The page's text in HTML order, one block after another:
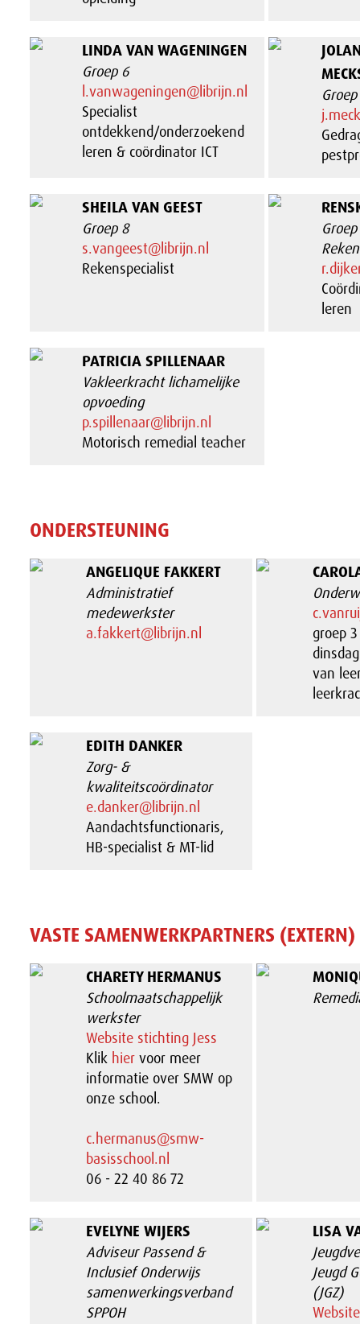
LINDA VAN WAGENINGEN
Groep 6
l.vanwageningen@librijn.nl
Specialist
ontdekkend/onderzoekend
leren & coördinator ICT
SHEILA VAN GEEST
Groep 8
s.vangeest@librijn.nl
Rekenspecialist
leren
PATRICIA SPILLENAAR
Vakleerkracht lichamelijke
opvoeding
p.spillenaar@librijn.nl
Motorisch remedial teacher
ONDERSTEUNING
ANGELIQUE FAKKERT
Administratief
medewerkster
a.fakkert@librijn.nl
groep
van
EDITH DANKER
Zorg- &
kwaliteitscoördinator
e.danker@librijn.nl
Aandachtsfunctionaris,
HB-specialist & MT-lid
VASTE SAMENWERKPARTNERS (EXTERN)
CHARETY HERMANUS
Schoolmaatschappelijk
werkster
Website stichting Jess
Klik hiervoor meer
informatie over SMW op
onze school.
c.hermanus@smw-
basisschool.nl
06 - 22 40 86 72
EVELYNE WIJERS
Adviseur Passend &
Inclusief Onderwijs
samenwerkingsverband
SPPOH
LISA
Jeugd
(JGZ)